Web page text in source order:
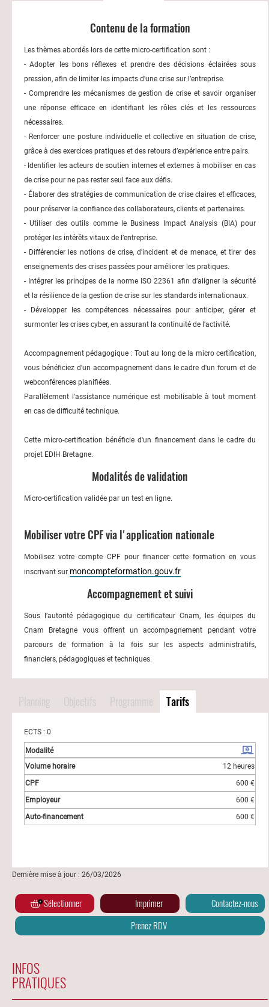
Contenu de la formation
Les thèmes abordés lors de cette micro-certification sont :
- Adopter les bons réflexes et prendre des décisions éclairées sous
pression, afin de limiter les impacts d'une crise sur l’entreprise.
- Comprendre les mécanismes de gestion de crise et savoir organiser
une réponse efficace en identifiant les rôles clés et les ressources
nécessaires.
- Renforcer une posture individuelle et collective en situation de crise,
grâce à des exercices pratiques et des retours d’expérience entre pairs.
- Identifier les acteurs de soutien internes et externes à mobiliser en cas
de crise pour ne pas rester seul face aux défis.
- Élaborer des stratégies de communication de crise claires et efficaces,
pour préserver la confiance des collaborateurs, clients et partenaires.
- Utiliser des outils comme le Business Impact Analysis (BIA) pour
protéger les intérêts vitaux de l’entreprise.
- Différencier les notions de crise, d’incident et de menace, et tirer des
enseignements des crises passées pour améliorer les pratiques.
- Intégrer les principes de la norme ISO 22361 afin d’aligner la sécurité
et la résilience de la gestion de crise sur les standards internationaux.
- Développer les compétences nécessaires pour anticiper, gérer et
surmonter les crises cyber, en assurant la continuité de l’activité.
Accompagnement pédagogique : Tout au long de la micro certification,
vous bénéficiez d'un accompagnement dans le cadre d'un forum et de
webconférences planifiées.
Parallèlement l'assistance numérique est mobilisable à tout moment
en cas de difficulté technique.
Cette micro-certification bénéficie d'un financement dans le cadre du
projet EDIH Bretagne.
Modalités de validation
Micro-certification validée par un test en ligne.
Mobiliser votre CPF via l'application nationale
Mobilisez votre compte CPF pour financer cette formation en vous
inscrivant sur moncompteformation.gouv.fr
Accompagnement et suivi
Sous l’autorité pédagogique du certificateur Cnam, les équipes du
Cnam Bretagne vous offrent un accompagnement pendant votre
parcours de formation à la fois sur les aspects administratifs,
financiers, pédagogiques et techniques.
Planning Objectifs Programme Tarifs
ECTS : 0
12 heures
600 €
600 €
600 €
Dernière mise à jour : 26/03/2026
Sélectionner Imprimer
Contactez-nous
Prenez RDV
INFOS
PRATIQUES